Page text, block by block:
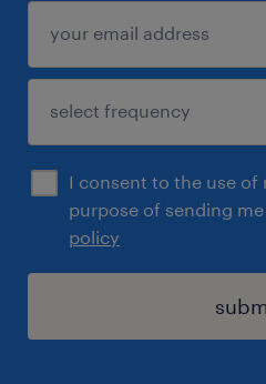
I consent to the use
purpose of sending
policy